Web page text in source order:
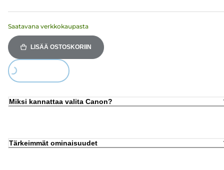
Saatavana verkkokaupasta
LISÄÄ OSTOSKORIIN
Loading...
Miksi kannattaa valita Canon?
Tärkeimmät ominaisuudet